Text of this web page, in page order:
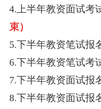
4.上半年教资面试考
束）
5.下半年教资笔试报
6.下半年教资笔试考
7.下半年教资面试报
8.下半年教资面试报